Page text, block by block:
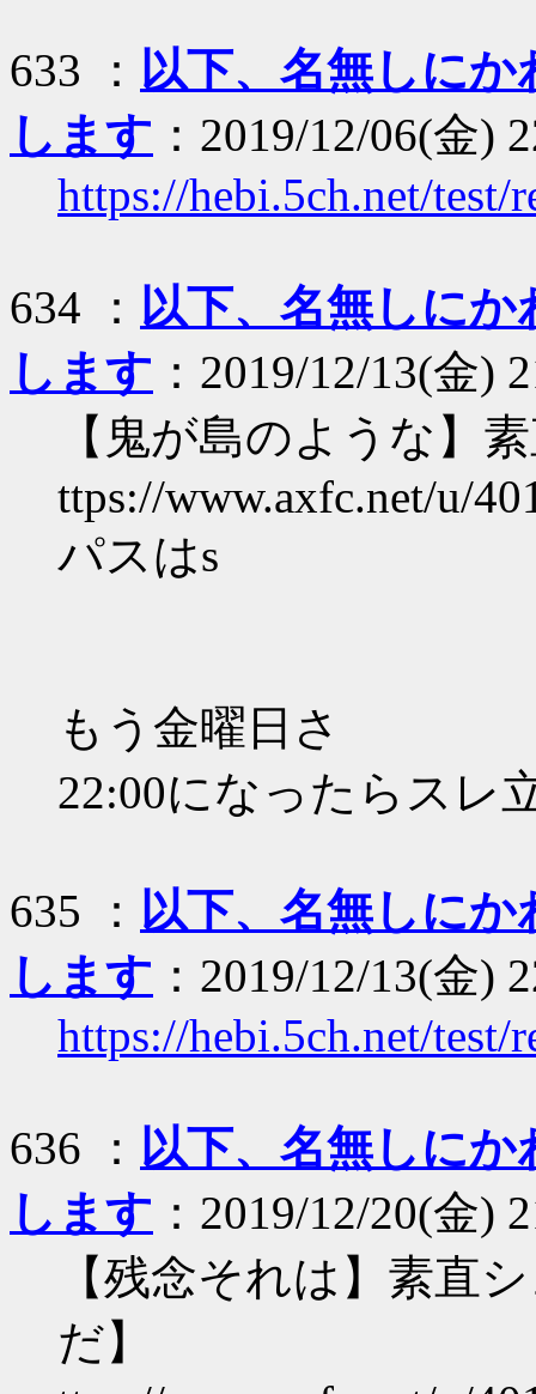
633 ： 以下、名無しに
します ：2019/12/06(金)
https://hebi.5ch.net/test/
634 ： 以下、名無しに
します ：2019/12/13(金)
【鬼が島のような】
ttps://www.axfc.net/u/
パスはs
もう金曜日さ
22:00になったらスレ
635 ： 以下、名無しに
します ：2019/12/13(金)
https://hebi.5ch.net/test/
636 ： 以下、名無しに
します ：2019/12/20(金)
【残念それは】素直
だ】